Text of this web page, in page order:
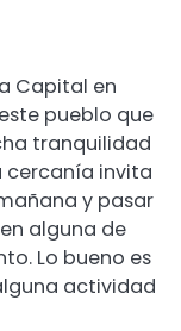
Capital en
pueblo que
tranquilidad
cercanía invita
y pasar
alguna de
Lo bueno es
actividad